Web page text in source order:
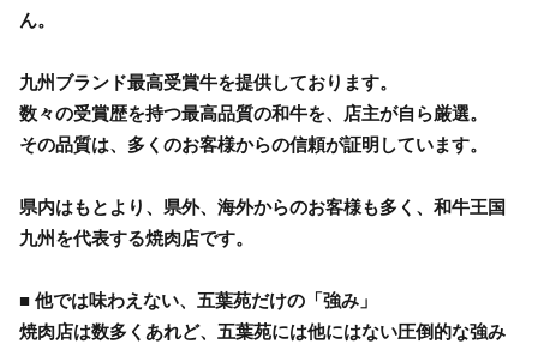
ん。
九州ブランド最高受賞牛を提供しております。
数々の受賞歴を持つ最高品質の和牛を、店主が自ら厳選。
その品質は、多くのお客様からの信頼が証明しています。
県内はもとより、県外、海外からのお客様も多く、和牛王国
九州を代表する焼肉店です。
■ 他では味わえない、五葉苑だけの「強み」
焼肉店は数多くあれど、五葉苑には他にはない圧倒的な強み